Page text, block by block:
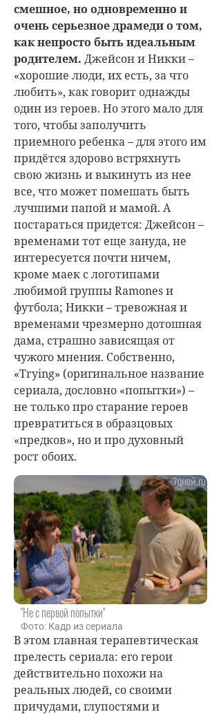
смешное, но одновременно и
очень серьезное драмеди о том,
как непросто быть идеальным
родителем. Джейсон и Никки –
«хорошие люди, их есть, за что
любить», как говорит однажды
один из героев. Но этого мало для
того, чтобы заполучить
приемного ребенка – для этого им
придётся здорово встряхнуть
свою жизнь и выкинуть из нее
все, что может помешать быть
лучшими папой и мамой. А
постараться придется: Джейсон –
временами тот еще зануда, не
интересуется почти ничем,
кроме маек с логотипами
любимой группы Ramones и
футбола; Никки – тревожная и
временами чрезмерно дотошная
дама, страшно зависящая от
чужого мнения. Собственно,
«Trying» (оригинальное название
сериала, дословно «попытки») –
не только про старание героев
превратиться в образцовых
«предков», но и про духовный
рост обоих.
"Не с первой попытки"
Фото: Кадр из сериала
В этом главная терапевтическая
прелесть сериала: его герои
действительно похожи на
реальных людей, со своими
причудами, глупостями и